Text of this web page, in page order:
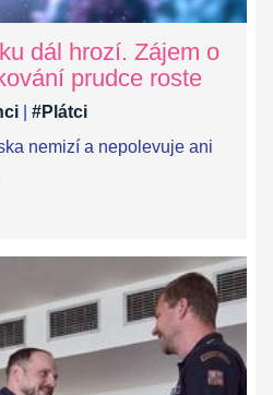
dál hrozí. Zájem o
prudce roste
#Plátci
nemizí a nepolevuje ani